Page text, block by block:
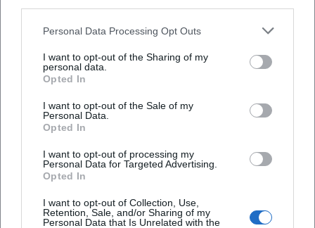
Personal Data Processing Opt Outs
I want to opt-out of the Sharing of my
personal data.
Opted In
I want to opt-out of the Sale of my
Personal Data.
Opted In
I want to opt-out of processing my
Personal Data for Targeted Advertising.
Opted In
I want to opt-out of Collection, Use,
Retention, Sale, and/or Sharing of my
Personal Data that Is Unrelated with the
Aussichtsplattform, die markante Basaltwand und
der Geopfad sind ganzjährig frei zugänglich. Die
08:00 bis 20:00 Uhr geöffnet. Wichtig für die kalte
Jahreszeit: Für die Fußwege am Basaltkegel
besteht kein Winterdienst, die Begehung bei
Schnee und Eis erfolgt auf eigene Gefahr. Der
kinderwagengerecht. Dank klarer Wegweisung mit
grauen Schildern und orangefarbenen Pfeilen ist
die Orientierung am Kegel sehr einfach. Wer
ausschließlich Informationen sammeln möchte,
parken?
und was muss ich bei Wetter beachten?
Bewertungen
Der Masder